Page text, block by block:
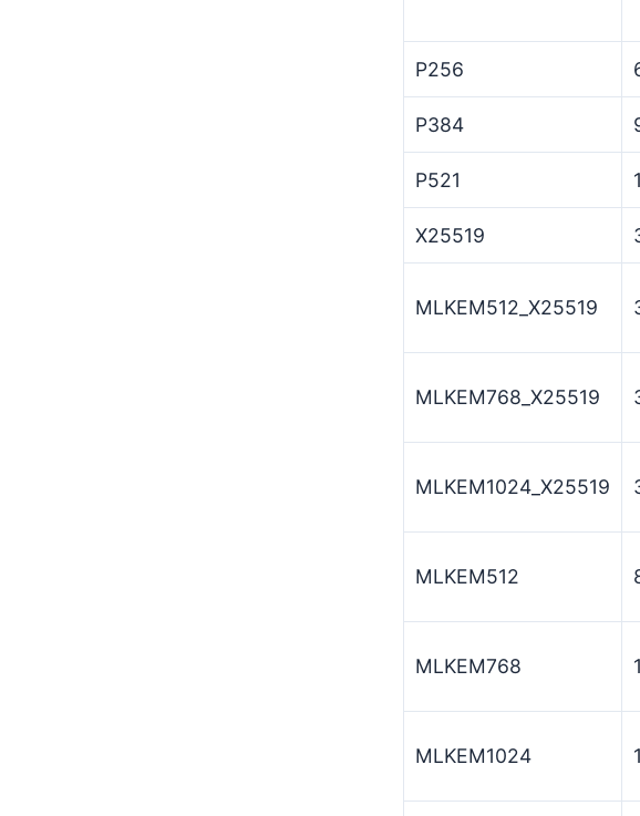
P256
P384
P521
X25519
MLKEM512_X25519
MLKEM768_X25519
MLKEM1024_X25519
MLKEM512
MLKEM768
MLKEM1024